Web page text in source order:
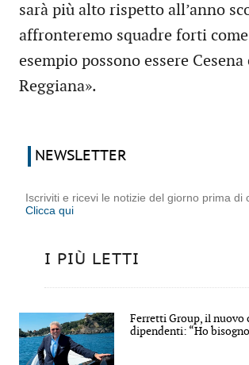
sarà più alto rispetto all’anno
affronteremo squadre forti
esempio possono essere Cesena
Reggiana».
NEWSLETTER
Iscriviti e ricevi le notizie del giorno prima di
Clicca qui
I PIÙ LETTI
Ferretti Group, il nuovo
dipendenti: “Ho